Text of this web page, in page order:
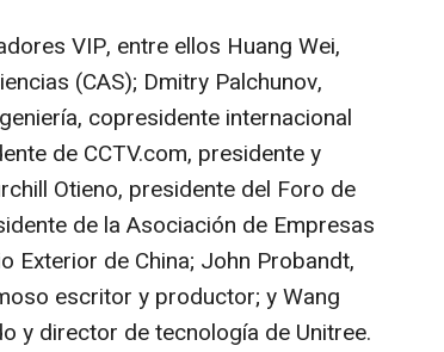
VIP, entre ellos Huang Wei,
(CAS); Dmitry Palchunov,
copresidente internacional
de CCTV.com, presidente y
Otieno, presidente del Foro de
de la Asociación de Empresas
Exterior de China; John Probandt,
escritor y productor; y Wang
y director de tecnología de Unitree.